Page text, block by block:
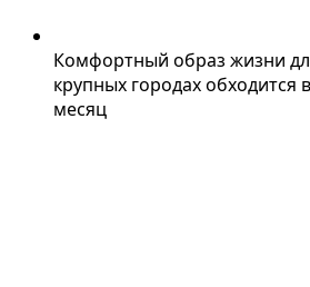
Комфортный образ жизни
крупных городах обходится
месяц